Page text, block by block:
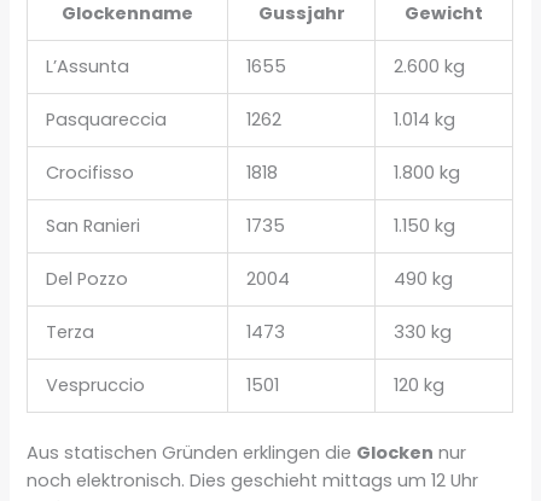
Glockenname Gussjahr Gewicht
L’Assunta 1655 2.600 kg
Pasquareccia 1262 1.014 kg
Crocifisso 1818 1.800 kg
San Ranieri 1735 1.150 kg
Del Pozzo 2004 490 kg
Terza 1473 330 kg
Vespruccio 1501 120 kg
Aus statischen Gründen erklingen die Glocken nur
noch elektronisch. Dies geschieht mittags um 12 Uhr